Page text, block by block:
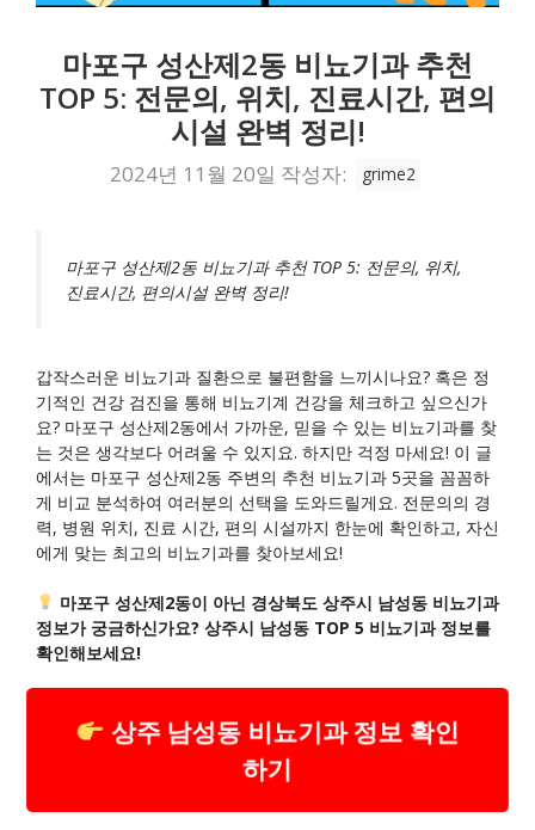
마포구 성산제2동 비뇨기과 추천
TOP 5: 전문의, 위치, 진료시간, 편의
시설 완벽 정리!
2024년 11월 20일 작성자: grime2
마포구 성산제2동 비뇨기과 추천 TOP 5: 전문의, 위치,
진료시간, 편의시설 완벽 정리!
갑작스러운 비뇨기과 질환으로 불편함을 느끼시나요? 혹은 정
기적인 건강 검진을 통해 비뇨기계 건강을 체크하고 싶으신가
요? 마포구 성산제2동에서 가까운, 믿을 수 있는 비뇨기과를 찾
는 것은 생각보다 어려울 수 있지요. 하지만 걱정 마세요! 이 글
에서는 마포구 성산제2동 주변의 추천 비뇨기과 5곳을 꼼꼼하
게 비교 분석하여 여러분의 선택을 도와드릴게요. 전문의의 경
력, 병원 위치, 진료 시간, 편의 시설까지 한눈에 확인하고, 자신
에게 맞는 최고의 비뇨기과를 찾아보세요!
마포구 성산제2동이 아닌 경상북도 상주시 남성동 비뇨기과
정보가 궁금하신가요? 상주시 남성동 TOP 5 비뇨기과 정보를
확인해보세요!
상주 남성동 비뇨기과 정보 확인
하기